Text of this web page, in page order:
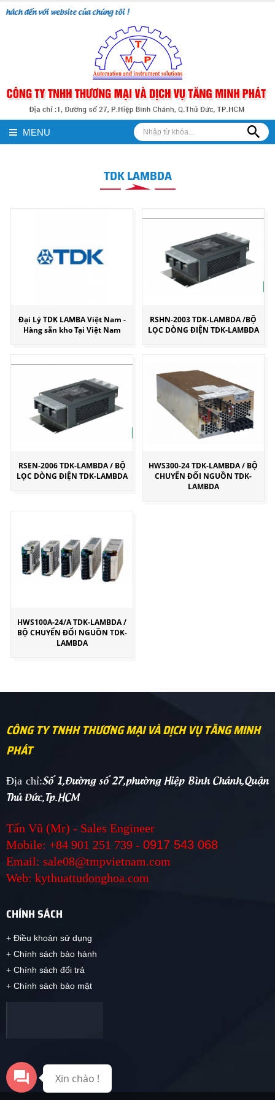
đến với website của chúng tôi !
MENU
TDK LAMBDA
Đại Lý TDK LAMBA Việt Nam -
Hàng sẵn kho Tại Việt Nam
RSHN-2003 TDK-LAMBDA /BỘ
LỌC DÒNG ĐIỆN TDK-LAMBDA
RSEN-2006 TDK-LAMBDA / BỘ
LỌC DÒNG ĐIỆN TDK-LAMBDA
HWS300-24 TDK-LAMBDA / BỘ
CHUYỂN ĐỔI NGUỒN TDK-
LAMBDA
HWS100A-24/A TDK-LAMBDA /
BỘ CHUYỂN ĐỔI NGUỒN TDK-
LAMBDA
CÔNG TY TNHH THƯƠNG MẠI VÀ DỊCH VỤ TĂNG MINH
PHÁT
Địa chỉ:Số 1,Đường số 27,phường Hiệp Bình Chánh,Quận
Thủ Đức,Tp.HCM
Tấn Vũ (Mr) - Sales Engineer
Mobile: +84 901 251 739 - 0917 543 068
Email: sale08@tmpvietnam.com
Web: kythuattudonghoa.com
CHÍNH SÁCH
+ Điều khoản sử dụng
+ Chính sách bảo hành
+ Chính sách đổi trả
+ Chính sách bảo mật
Xin chào !